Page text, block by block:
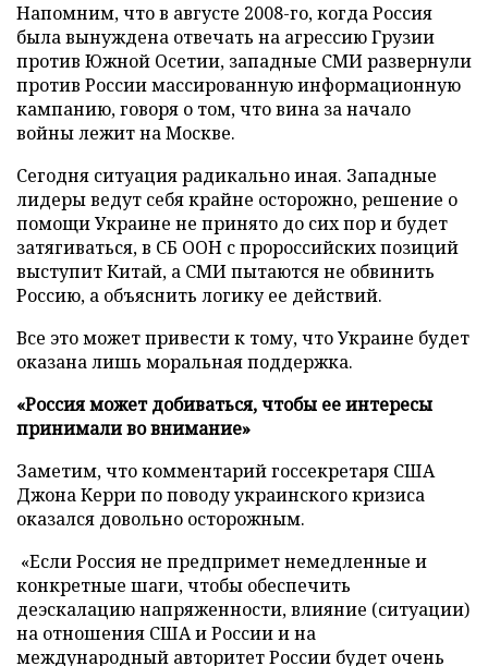
Напомним, что в августе 2008-го, когда Россия
была вынуждена отвечать на агрессию Грузии
против Южной Осетии, западные СМИ развернули
против России массированную информационную
кампанию, говоря о том, что вина за начало
войны лежит на Москве.
Сегодня ситуация радикально иная. Западные
лидеры ведут себя крайне осторожно, решение о
помощи Украине не принято до сих пор и будет
затягиваться, в СБ ООН с пророссийских позиций
выступит Китай, а СМИ пытаются не обвинить
Россию, а объяснить логику ее действий.
Все это может привести к тому, что Украине будет
оказана лишь моральная поддержка.
«Россия может добиваться, чтобы ее интересы
принимали во внимание»
Заметим, что комментарий госсекретаря США
Джона Керри по поводу украинского кризиса
оказался довольно осторожным.
«Если Россия не предпримет немедленные и
конкретные шаги, чтобы обеспечить
деэскалацию напряженности, влияние (ситуации)
на отношения США и России и на
международный авторитет России будет очень